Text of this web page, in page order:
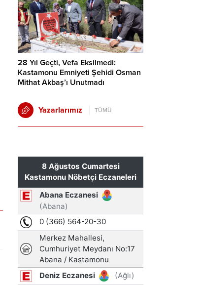
28 Yıl Geçti, Vefa Eksilmedi:
Kastamonu Emniyeti Şehidi Osman
Mithat Akbaş’ı Unutmadı
Yazarlarımız TÜMÜ